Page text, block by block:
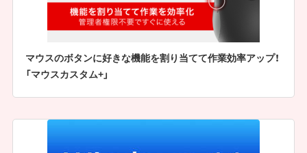
マウスのボタンに好きな機能を割り当てて作業効率アップ！
「マウスカスタム+」